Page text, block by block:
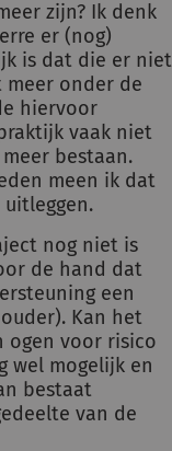
zijn? Ik denk
er (nog)
is dat die er niet
onder de
hiervoor
vaak niet
bestaan.
meen ik dat
nog niet is
de hand dat
een
Kan het
ogen voor risico
wel mogelijk en
bestaat
van de